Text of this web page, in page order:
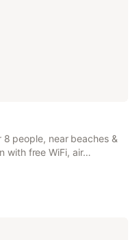
people, near beaches &
with free WiFi, air
access to a garden with